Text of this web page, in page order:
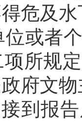
危及
位或者
所规
府文
到报